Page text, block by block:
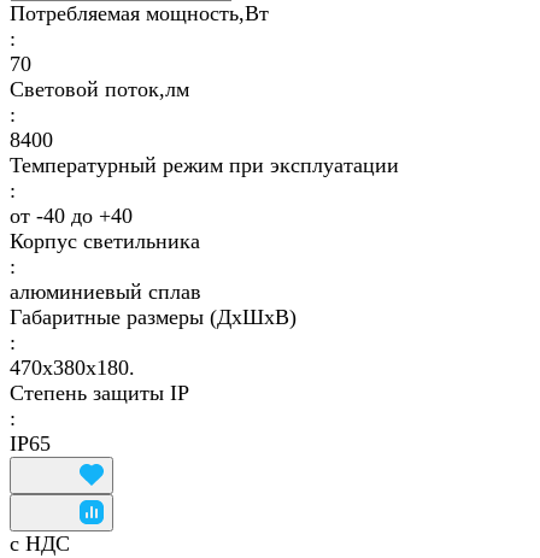
Потребляемая мощность,Вт
:
70
Световой поток,лм
:
8400
Температурный режим при эксплуатации
:
от -40 до +40
Корпус светильника
:
алюминиевый сплав
Габаритные размеры (ДхШхВ)
:
470х380х180.
Степень защиты IP
:
IP65
с НДС